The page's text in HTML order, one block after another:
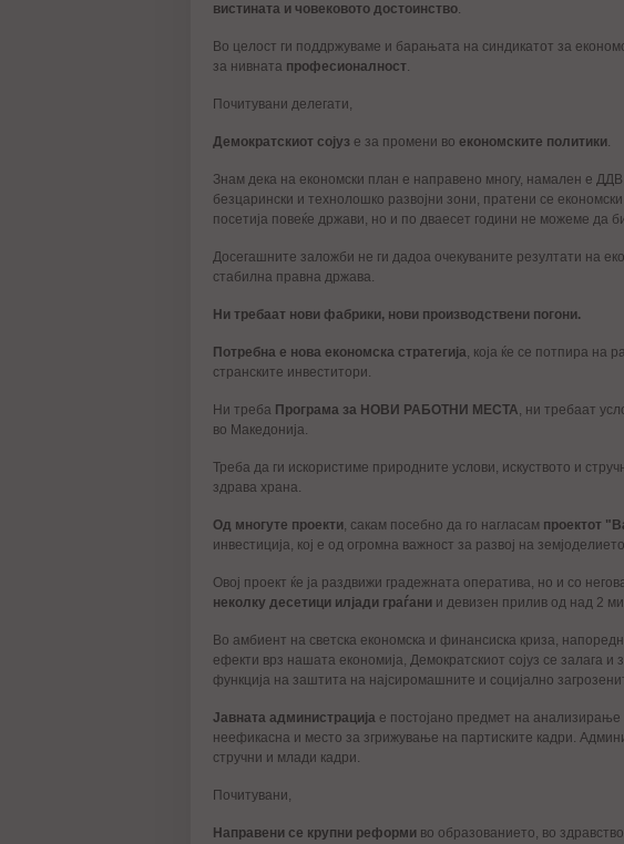
вистината и човековото достоинство.
Во целост ги поддржуваме и барањата на синдикатот за
за нивната професионалност.
Почитувани делегати,
Демократскиот сојуз е за промени во економските политики.
Знам дека на економски план е направено многу, намален е
безцарински и технолошко развојни зони, пратени се
посетија повеќе држави, но и по дваесет години не можеме да
Досегашните заложби не ги дадоа очекуваните резултати на
стабилна правна држава.
Ни требаат нови фабрики, нови производствени погони.
Потребна е нова економска стратегија, која ќе се потпира на
странските инвеститори.
Ни треба Програма за НОВИ РАБОТНИ МЕСТА, ни требаат
во Македонија.
Треба да ги искористиме природните услови, искуството и
здрава храна.
Од многуте проекти, сакам посебно да го нагласам проектот
инвестиција, кој е од огромна важност за развој на
Овој проект ќе ја раздвижи градежната оператива, но и со
неколку десетици илјади граѓани и девизен прилив од над 2
Во амбиент на светска економска и финансиска криза,
ефекти врз нашата економија, Демократскиот сојуз се залага и
функција на заштита на најсиромашните и социјално
Јавната администрација е постојано предмет на
неефикасна и место за згрижување на партиските кадри.
стручни и млади кадри.
Почитувани,
Направени се крупни реформи во образованието, во